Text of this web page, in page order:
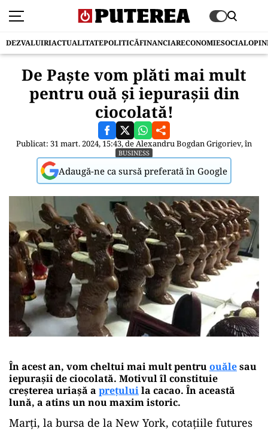
DEZVALUIRIACTUALITATEPOLITICĂFINANCIARECONOMIESOCIAL
De Paște vom plăti mai mult
pentru ouă și iepurașii din
ciocolată!
Publicat: 31 mart. 2024, 15:43, deAlexandru Bogdan Grigoriev, în
BUSINESS
Adaugă-ne ca sursă preferată în Google
În acest an, vom cheltui mai mult pentruouălesau
iepurașii de ciocolată. Motivul îl constituie
creșterea uriașă a prețuluila cacao. În această
lună, a atins un nou maxim istoric.
Marţi, la bursa de la New York, cotaţiile futures